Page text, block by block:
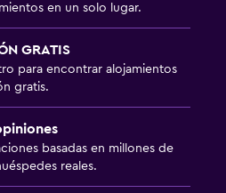
en un solo lugar.
GRATIS
para encontrar alojamientos
gratis.
basadas en millones de
reales.